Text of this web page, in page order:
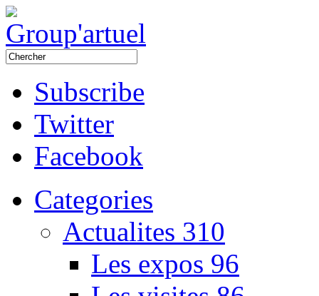
Subscribe
Twitter
Facebook
Categories
Actualites 310
Les expos 96